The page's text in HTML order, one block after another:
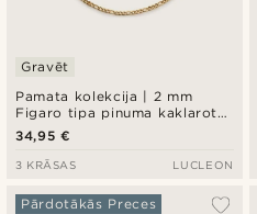
Pamata kolekcija | 2 mm
Figaro tipa pinuma kaklarota
zelta krāsā
Gravēt
34,95 €
3 KRĀSAS LUCLEON
Pārdotākās Preces